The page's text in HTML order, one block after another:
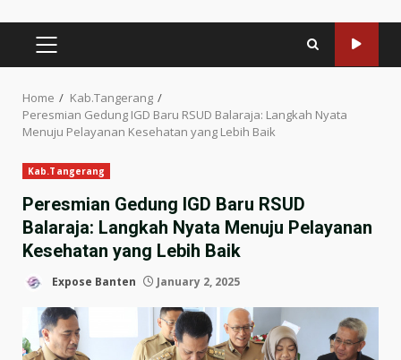
PRIMARY
MENU
Home
Kab.Tangerang
Peresmian Gedung IGD Baru RSUD Balaraja: Langkah Nyata
Menuju Pelayanan Kesehatan yang Lebih Baik
Kab.Tangerang
Peresmian Gedung IGD Baru RSUD
Balaraja: Langkah Nyata Menuju Pelayanan
Kesehatan yang Lebih Baik
Expose Banten January 2, 2025